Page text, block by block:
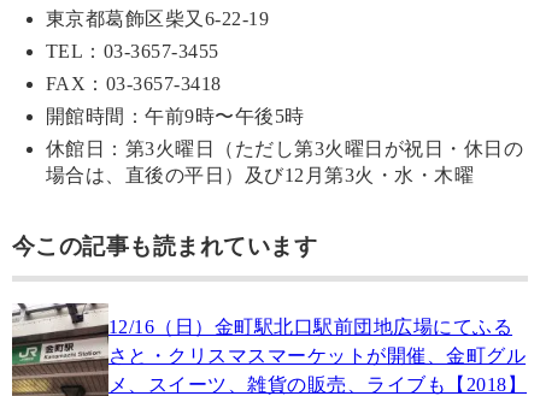
東京都葛飾区柴又6-22-19
TEL：03-3657-3455
FAX：03-3657-3418
開館時間：午前9時〜午後5時
休館日：第3火曜日（ただし第3火曜日が祝日・休日の
場合は、直後の平日）及び12月第3火・水・木曜
今この記事も読まれています
12/16（日）金町駅北口駅前団地広場にてふる
さと・クリスマスマーケットが開催、金町グル
メ、スイーツ、雑貨の販売、ライブも【2018】